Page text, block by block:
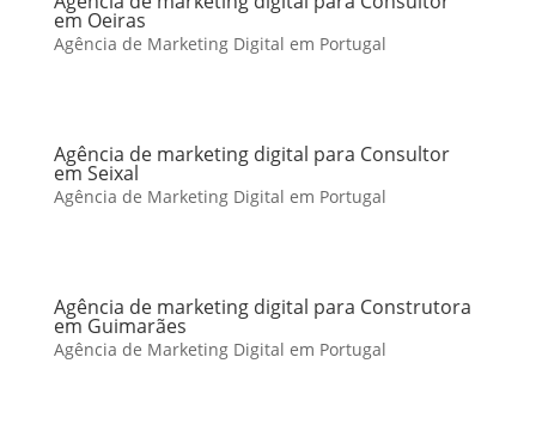
em Oeiras
Agência de Marketing Digital em Portugal
Agência de marketing digital para Consultor
em Seixal
Agência de Marketing Digital em Portugal
Agência de marketing digital para Construtora
em Guimarães
Agência de Marketing Digital em Portugal